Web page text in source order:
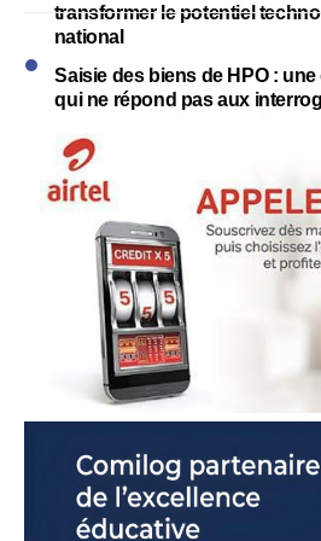
transformer le potentiel
national
Saisie des biens de HPO :
qui ne répond pas aux